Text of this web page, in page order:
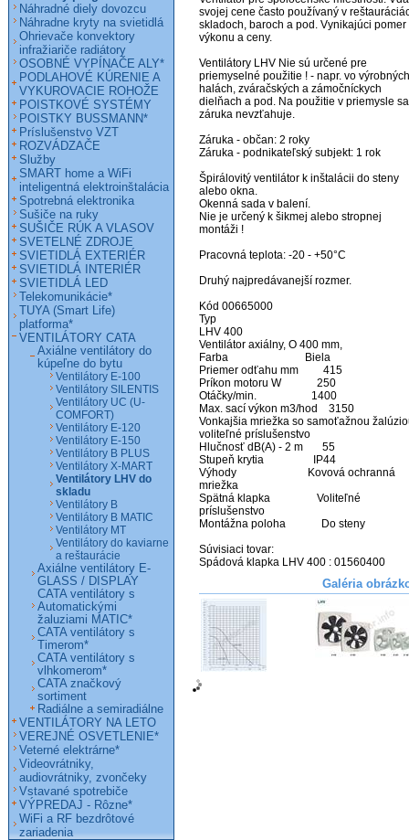
svojej cene často používaný v
skladoch, baroch a pod. Vynikajúci pomer
výkonu a ceny.
Ventilátory LHV Nie sú určené pre
priemyselné použitie ! - napr. vo výrobných
halách, zváračských a zámočníckych
dielňach a pod. Na použitie v priemysle sa
záruka nevzťahuje.
Záruka - občan: 2 roky
Záruka - podnikateľský subjekt: 1 rok
Špirálovitý ventilátor k inštalácii do steny
alebo okna.
Okenná sada v balení.
Nie je určený k šikmej alebo stropnej
montáži !
Pracovná teplota: -20 - +50°C
Druhý najpredávanejší rozmer.
Kód 00665000
Typ
LHV 400
Ventilátor axiálny, O 400 mm,
Farba                            Biela
Priemer odťahu mm         415
Príkon motoru W             250
Otáčky/min.                    1400
Max. sací výkon m3/hod    3150
Vonkajšia mriežka so samoťažnou
voliteľné príslušenstvo
Hlučnosť dB(A) - 2 m       55
Stupeň krytia                  IP44
Výhody                          Kovová ochranná
mriežka
Spätná klapka                 Voliteľné
príslušenstvo
Montážna poloha             Do steny
Súvisiaci tovar:
Spádová klapka LHV 400 : 01560400
Galéria
Náhradné diely dovozcu
Náhradne kryty na svietidlá
Ohrievače konvektory
infražiariče radiátory
OSOBNÉ VYPÍNAČE ALY*
PODLAHOVÉ KÚRENIE A
VYKUROVACIE ROHOŽE
POISTKOVÉ SYSTÉMY
POISTKY BUSSMANN*
Príslušenstvo VZT
ROZVÁDZAČE
Služby
SMART home a WiFi
inteligentná elektroinštalácia
Spotrebná elektronika
Sušiče na ruky
SUŠIČE RÚK A VLASOV
SVETELNÉ ZDROJE
SVIETIDLÁ EXTERIÉR
SVIETIDLÁ INTERIÉR
SVIETIDLÁ LED
Telekomunikácie*
TUYA (Smart Life)
platforma*
VENTILÁTORY CATA
Axiálne ventilátory do
kúpeľne do bytu
Ventilátory E-100
Ventilátory SILENTIS
Ventilátory UC (U-
COMFORT)
Ventilátory E-120
Ventilátory E-150
Ventilátory B PLUS
Ventilátory X-MART
Ventilátory LHV do
skladu
Ventilátory B
Ventilátory B MATIC
Ventilátory MT
Ventilátory do kaviarne
a reštaurácie
Axiálne ventilátory E-
GLASS / DISPLAY
CATA ventilátory s
Automatickými
žaluziami MATIC*
CATA ventilátory s
Timerom*
CATA ventilátory s
vlhkomerom*
CATA značkový
sortiment
Radiálne a semiradiálne
VENTILÁTORY NA LETO
VEREJNÉ OSVETLENIE*
Veterné elektrárne*
Videovrátniky,
audiovrátniky, zvončeky
Vstavané spotrebiče
VÝPREDAJ - Rôzne*
WiFi a RF bezdrôtové
zariadenia